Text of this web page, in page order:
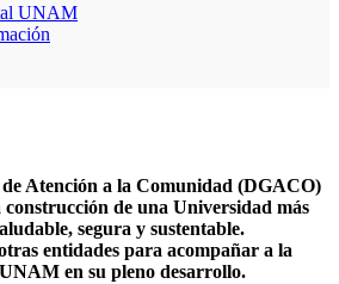
UNAM
Atención a la Comunidad (DGACO)
construcción de una Universidad más
segura y sustentable.
entidades para acompañar a la
en su pleno desarrollo.